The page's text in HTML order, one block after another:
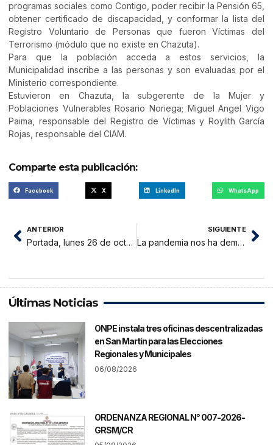
programas sociales como Contigo, poder recibir la Pensión 65,
obtener certificado de discapacidad, y conformar la lista del
Registro Voluntario de Personas que fueron Víctimas del
Terrorismo (módulo que no existe en Chazuta).
Para que la población acceda a estos servicios, la
Municipalidad inscribe a las personas y son evaluadas por el
Ministerio correspondiente.
Estuvieron en Chazuta, la subgerente de la Mujer y
Poblaciones Vulnerables Rosario Noriega; Miguel Angel Vigo
Paima, responsable del Registro de Víctimas y Roylith García
Rojas, responsable del CIAM.
Comparte esta publicación:
Facebook X LinkedIn WhatsApp
ANTERIOR
Portada, lunes 26 de octubre del 2020
SIGUIENTE
La pandemia nos ha demostrado que el tema de la salud estaba en malas condiciones
Últimas Noticias
ONPE instala tres oficinas descentralizadas
en San Martín para las Elecciones
Regionales y Municipales
06/08/2026
ORDENANZA REGIONAL N° 007-2026-
GRSM/CR